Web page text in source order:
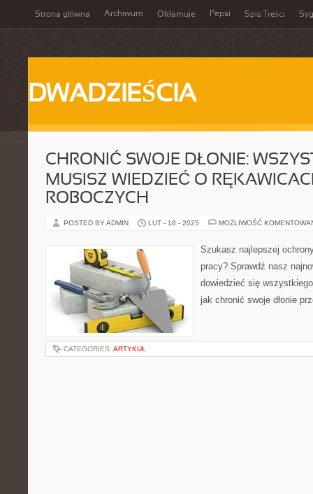
Strona główna Archiwum Okłamuje Pepsi Spis Treści
DWADZIEŚCIA
CHRONIĆ SWOJE DŁONIE:
MUSISZ WIEDZIEĆ O
ROBOCZYCH
POSTED BY ADMIN LUT - 18 - 2025 MOŻLIWOŚĆ
Szukasz najlepszej
pracy? Sprawdź nasz
dowiedzieć się
jak chronić swoje dłonie
CATEGORIES: ARTYKUŁ